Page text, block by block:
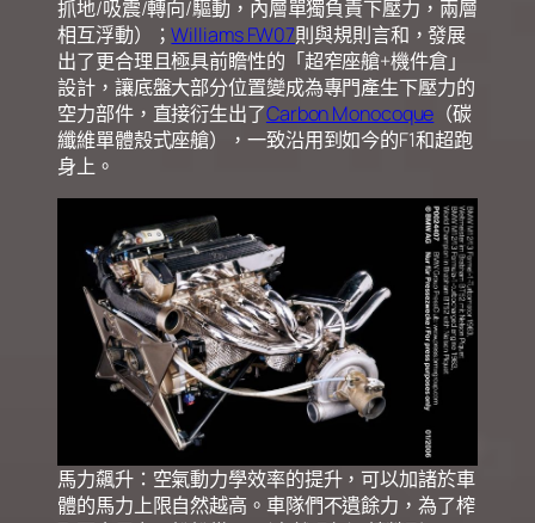
抓地/吸震/轉向/驅動，內層單獨負責下壓力，兩層
相互浮動）；Williams FW07則與規則言和，發展
出了更合理且極具前瞻性的「超窄座艙+機件倉」
設計，讓底盤大部分位置變成為專門產生下壓力的
空力部件，直接衍生出了Carbon Monocoque （碳
纖維單體殼式座艙），一致沿用到如今的F1和超跑
身上。
馬力飆升：空氣動力學效率的提升，可以加諸於車
體的馬力上限自然越高。車隊們不遺餘力，為了榨